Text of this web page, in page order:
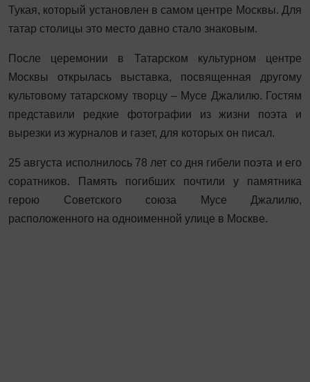
Тукая, который установлен в самом центре Москвы. Для
татар столицы это место давно стало знаковым.
После церемонии в Татарском культурном центре
Москвы открылась выставка, посвященная другому
культовому татарскому творцу – Мусе Джалилю. Гостям
представили редкие фотографии из жизни поэта и
вырезки из журналов и газет, для которых он писал.
25 августа исполнилось 78 лет со дня гибели поэта и его
соратников. Память погибших почтили у памятника
герою Советского союза Мусе Джалилю,
расположенного на одноименной улице в Москве.